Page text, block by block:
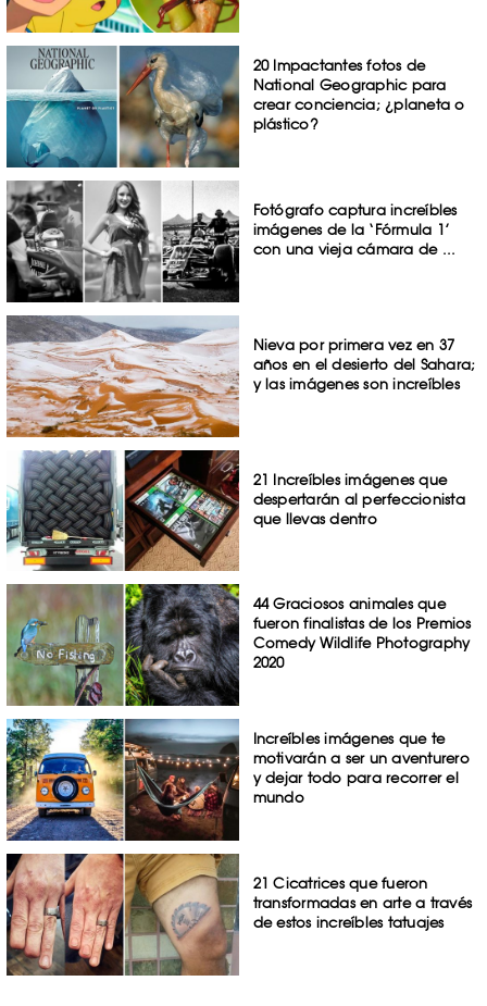
20 Impactantes fotos de
National Geographic para
crear conciencia; ¿planeta o
plástico?
Fotógrafo captura increíbles
imágenes de la ‘Fórmula 1’
con una vieja cámara de ...
Nieva por primera vez en 37
años en el desierto del Sahara;
y las imágenes son increíbles
21 Increíbles imágenes que
despertarán al perfeccionista
que llevas dentro
44 Graciosos animales que
fueron finalistas de los Premios
Comedy Wildlife Photography
2020
Increíbles imágenes que te
motivarán a ser un aventurero
y dejar todo para recorrer el
mundo
21 Cicatrices que fueron
transformadas en arte a través
de estos increíbles tatuajes